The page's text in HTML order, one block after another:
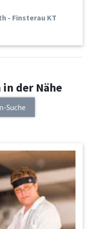
- Finsterau KT
der Nähe
Suche